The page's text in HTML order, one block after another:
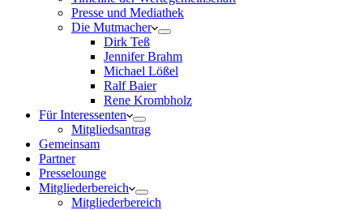
Presse und Mediathek
Die Mutmacher
Dirk Teß
Jennifer Brahm
Michael Lößel
Ralf Baier
Rene Krombholz
Für Interessenten
Mitgliedsantrag
Gemeinsam
Partner
Presselounge
Mitgliederbereich
Mitgliederbereich